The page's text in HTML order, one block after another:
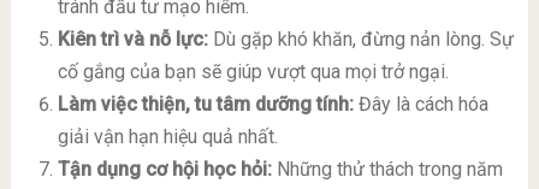
tránh đầu tư mạo hiểm.
Kiên trì và nỗ lực:Dù gặp khó khăn, đừng nản lòng. Sự
cố gắng của bạn sẽ giúp vượt qua mọi trở ngại.
Làm việc thiện, tu tâm dưỡng tính:Đây là cách hóa
giải vận hạn hiệu quả nhất.
Tận dụng cơ hội học hỏi:Những thử thách trong năm